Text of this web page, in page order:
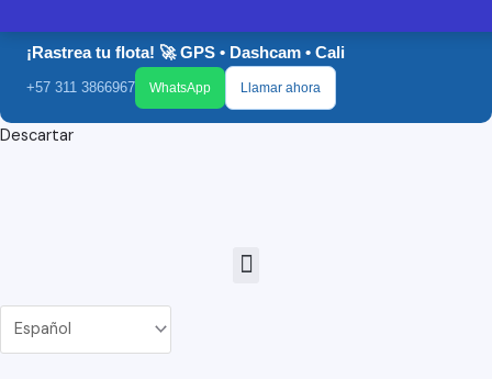
¡Rastrea tu flota! 🚀 GPS • Dashcam • Cali
+57 311 3866967 WhatsApp Llamar ahora
Descartar
al
contenido
Menu